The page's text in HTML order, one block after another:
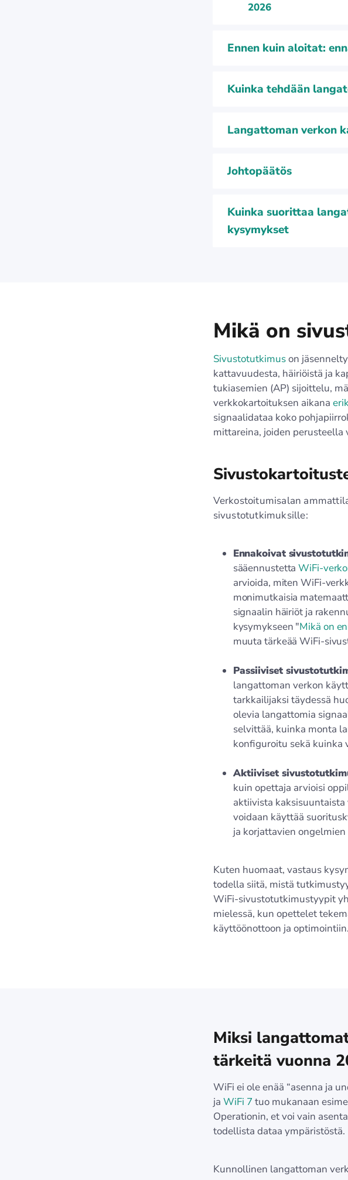
2026
Ennen kuin aloitat:
Kuinka tehdään
Langattoman verkon
Johtopäätös
Kuinka suorittaa
kysymykset
Mikä on
Sivustotutkimuson
kattavuudesta, häiriöistä ja
tukiasemien (AP) sijoittelu,
verkkokartoituksen aikana
signaalidataa koko
mittareina, joiden perusteella
Verkostoitumisalan
sivustotutkimuksille:
Ennakoivat
sääennustettaWiFi-
arvioida, miten WiFi-
monimutkaisia
signaalin häiriöt ja
kysymykseen "Mikä on
muuta tärkeää WiFi-
Passiiviset
langattoman verkon
tarkkailijaksi täydessä
olevia langattomia
selvittää, kuinka monta
konfiguroitu sekä kuinka
Aktiiviset
kuin opettaja arvioisi
aktiivista
voidaan käyttää
ja korjattavien
Kuten huomaat, vastaus
todella siitä, mistä
WiFi-sivustotutkimustyypit
mielessä, kun opettelet
käyttöönottoon ja optimointiin.
Miksi
tärkeitä vuonna
WiFi ei ole enää “asenna ja
ja WiFi 7 tuo mukanaan
Operationin, et voi vain
todellista dataa ympäristöstä.
Kunnollinen langattoman